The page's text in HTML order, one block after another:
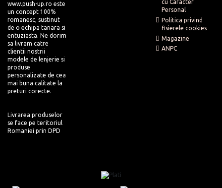
www.push-up.ro este
un concept 100%
romanesc, sustinut
de o echipa tanara si
entuziasta. Ne dorim
sa livram catre
clientii nostrii
modele de lenjerie si
produse
personalizate de cea
mai buna calitate la
preturi corecte.
Livrarea produselor
se face pe teritoriul
Romaniei prin DPD
cu Caracter
Personal
Politica privind
fisierele cookies
Magazine
ANPC